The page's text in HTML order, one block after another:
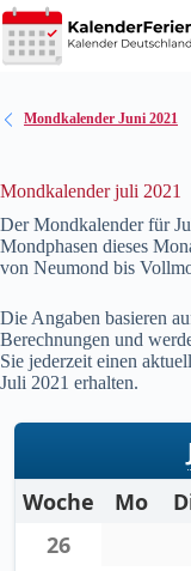
Zum
Inhalt
springen
Mondkalender Juni 2021
Mondkalender juli 2021
Der Mondkalender für
Mondphasen dieses
von Neumond bis
Die Angaben basieren
Berechnungen und
Sie jederzeit einen
Juli 2021 erhalten.
Woche Mo
26